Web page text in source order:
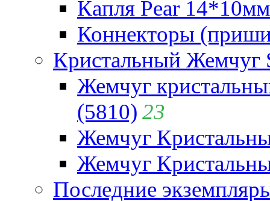
Капля Pear
Коннекторы
Кристальный Жемчуг
Жемчуг
(5810) 23
Жемчуг
Жемчуг
Последние